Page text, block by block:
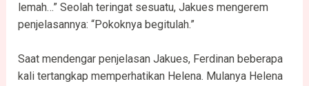
lemah…” Seolah teringat sesuatu, Jakues mengerem
penjelasannya: “Pokoknya begitulah.”
Saat mendengar penjelasan Jakues, Ferdinan beberapa
kali tertangkap memperhatikan Helena. Mulanya Helena